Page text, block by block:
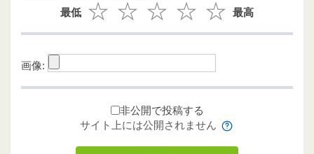
最低
最高
画像:
非公開で投稿する
サイト上には公開されません